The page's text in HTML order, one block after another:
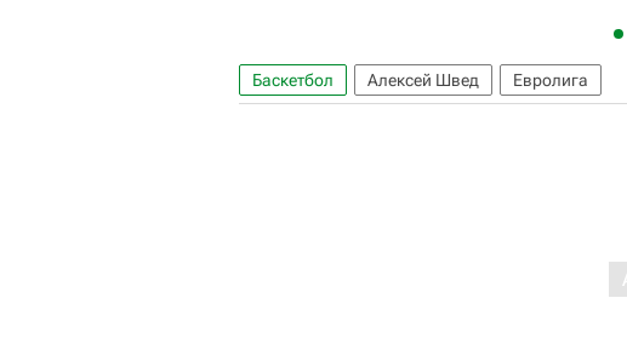
Баскетбол Алексей Швед Евролига